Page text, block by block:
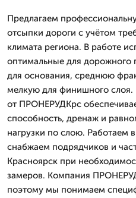
Предлагаем
отсыпки дороги с учётом
климата региона. В работе
оптимальные для
для основания, среднюю
мелкую для финишного
от ПРОНЕРУДКрс
способность, дренаж и
нагрузки по слою. Работаем
снабжаем подрядчиков и
Красноярск при
замеров. Компания
поэтому мы понимаем